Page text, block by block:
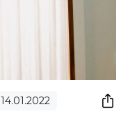
14.01.2022